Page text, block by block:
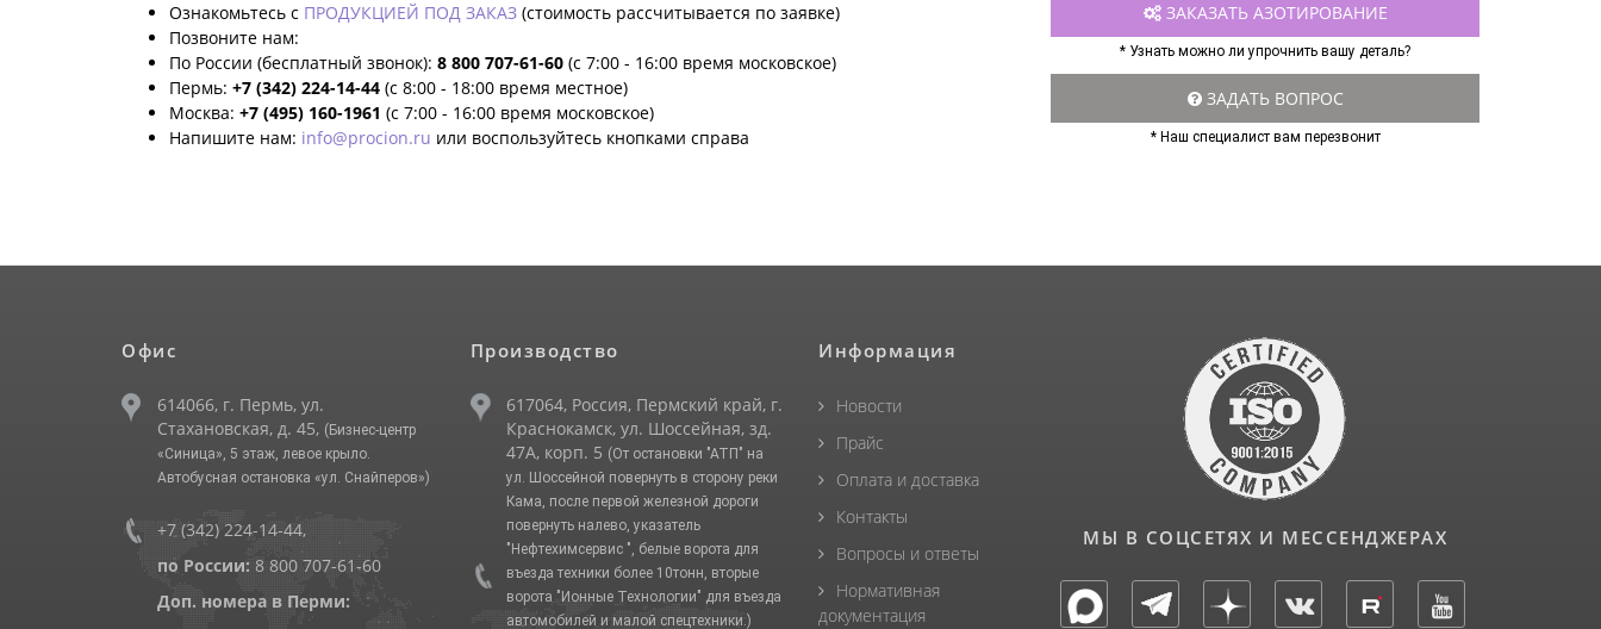
Ознакомьтесь с ПРОДУКЦИЕЙ ПОД ЗАКАЗ (стоимость рассчитывается по заявке)
Позвоните нам:
По России (бесплатный звонок): 8 800 707-61-60 (с 7:00 - 16:00 время московское)
Пермь: +7 (342) 224-14-44 (с 8:00 - 18:00 время местное)
Москва: +7 (495) 160-1961 (с 7:00 - 16:00 время московское)
Напишите нам: info@procion.ru или воспользуйтесь кнопками справа
ЗАКАЗАТЬ АЗОТИРОВАНИЕ
* Узнать можно ли упрочнить вашу деталь?
ЗАДАТЬ ВОПРОС
* Наш специалист вам перезвонит
Офис
614066, г. Пермь, ул.
Стахановская, д. 45, (Бизнес-центр
«Синица», 5 этаж, левое крыло.
Автобусная остановка «ул. Снайперов»)
+7 (342) 224-14-44,
по России: 8 800 707-61-60
Доп. номера в Перми:
Производство
617064, Россия, Пермский край, г.
Краснокамск, ул. Шоссейная, зд.
47А, корп. 5 (От остановки "АТП" на
ул. Шоссейной повернуть в сторону реки
Кама, после первой железной дороги
повернуть налево, указатель
"Нефтехимсервис ", белые ворота для
въезда техники более 10тонн, вторые
ворота "Ионные Технологии" для въезда
автомобилей и малой спецтехники.)
Информация
Новости
Прайс
Оплата и доставка
Контакты
Вопросы и ответы
Нормативная
документация
МЫ В СОЦСЕТЯХ И МЕССЕНДЖЕРАХ